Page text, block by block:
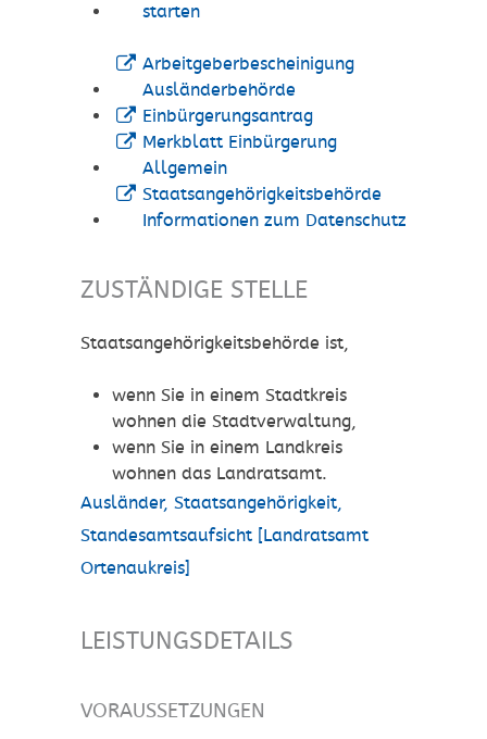
starten
Arbeitgeberbescheinigung
Ausländerbehörde
Einbürgerungsantrag
Merkblatt Einbürgerung
Allgemein
Staatsangehörigkeitsbehörde
Informationen zum Datenschutz
ZUSTÄNDIGE STELLE
Staatsangehörigkeitsbehörde ist,
wenn Sie in einem Stadtkreis
wohnen die Stadtverwaltung,
wenn Sie in einem Landkreis
wohnen das Landratsamt.
Ausländer, Staatsangehörigkeit,
Standesamtsaufsicht [Landratsamt
Ortenaukreis]
LEISTUNGSDETAILS
VORAUSSETZUNGEN